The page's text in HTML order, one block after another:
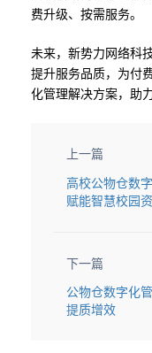
费升级、按需服务。
未来，新势力网络科
提升服务品质，为付
化管理解决方案，助
上一篇
高校公物仓数
赋能智慧校园
下一篇
公物仓数字化
提质增效